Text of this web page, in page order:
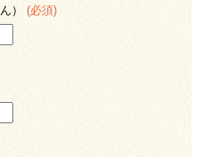
） (必須)